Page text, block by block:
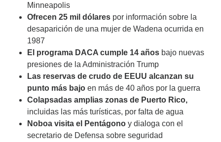
Minneapolis
Ofrecen 25 mil dólares por información sobre la
desaparición de una mujer de Wadena ocurrida en
1987
El programa DACA cumple 14 años bajo nuevas
presiones de la Administración Trump
Las reservas de crudo de EEUU alcanzan su
punto más bajo en más de 40 años por la guerra
Colapsadas amplias zonas de Puerto Rico,
incluidas las más turísticas, por falta de agua
Noboa visita el Pentágono y dialoga con el
secretario de Defensa sobre seguridad